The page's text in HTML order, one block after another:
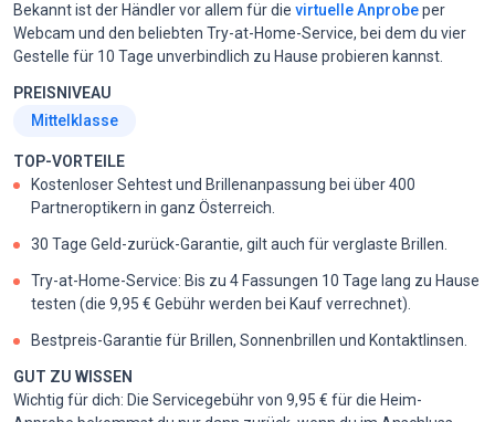
Bekannt ist der Händler vor allem für die virtuelle Anprobeper
Webcam und den beliebten Try-at-Home-Service, bei dem du vier
Gestelle für 10 Tage unverbindlich zu Hause probieren kannst.
PREISNIVEAU
Mittelklasse
TOP-VORTEILE
Kostenloser Sehtest und Brillenanpassung bei über 400
Partneroptikern in ganz Österreich.
30 Tage Geld-zurück-Garantie, gilt auch für verglaste Brillen.
Try-at-Home-Service: Bis zu 4 Fassungen 10 Tage lang zu Hause
testen (die 9,95 € Gebühr werden bei Kauf verrechnet).
Bestpreis-Garantie für Brillen, Sonnenbrillen und Kontaktlinsen.
GUT ZU WISSEN
Wichtig für dich: Die Servicegebühr von 9,95 € für die Heim-